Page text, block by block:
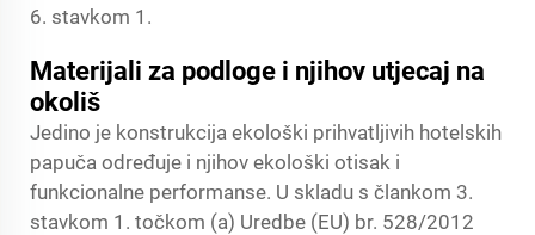
6. stavkom 1.
Materijali za podloge i njihov utjecaj na
okoliš
Jedino je konstrukcija ekološki prihvatljivih hotelskih
papuča određuje i njihov ekološki otisak i
funkcionalne performanse. U skladu s člankom 3.
stavkom 1. točkom (a) Uredbe (EU) br. 528/2012